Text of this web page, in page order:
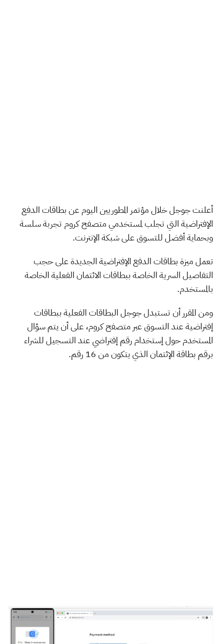
أعلنت جوجل خلال مؤتمر المطوريين اليوم عن بطاقات الدفع
الإفتراضية التي تجلب لمستخدمي متصفح كروم تجربة سلسة
وبحماية أفضل للتسوق على شبكة الإنترنت.
تعمل ميزة بطاقات الدفع الإفتراضية الجديدة على حجب
التفاصيل السرية الخاصة ببطاقات الائتمان الفعلية الخاصة
بالمستخدم.
ومن المقرر أن تستبدل جوجل البطاقات الفعلية ببطاقات
إفتراضية عند التسوق عبر متصفح كروم، على أن يتم سؤال
المستخدم حول إستخدام رقم إفتراضي عند التسجيل للشراء
برقم بطاقة الإئتمان الذي يتكون من 16 رقم.